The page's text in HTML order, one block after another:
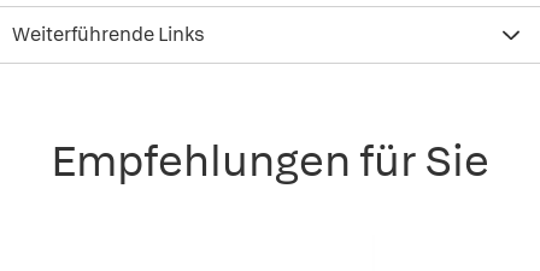
Weiterführende Links
Empfehlungen für Sie